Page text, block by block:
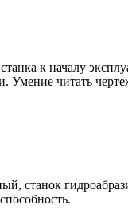
к началу
Умение читать
станок